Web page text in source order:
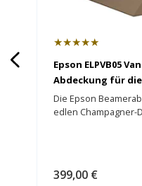
★★★★★
Epson ELPVB05
Abdeckung für die
Die Epson
edlen Champagner-
399,00 €